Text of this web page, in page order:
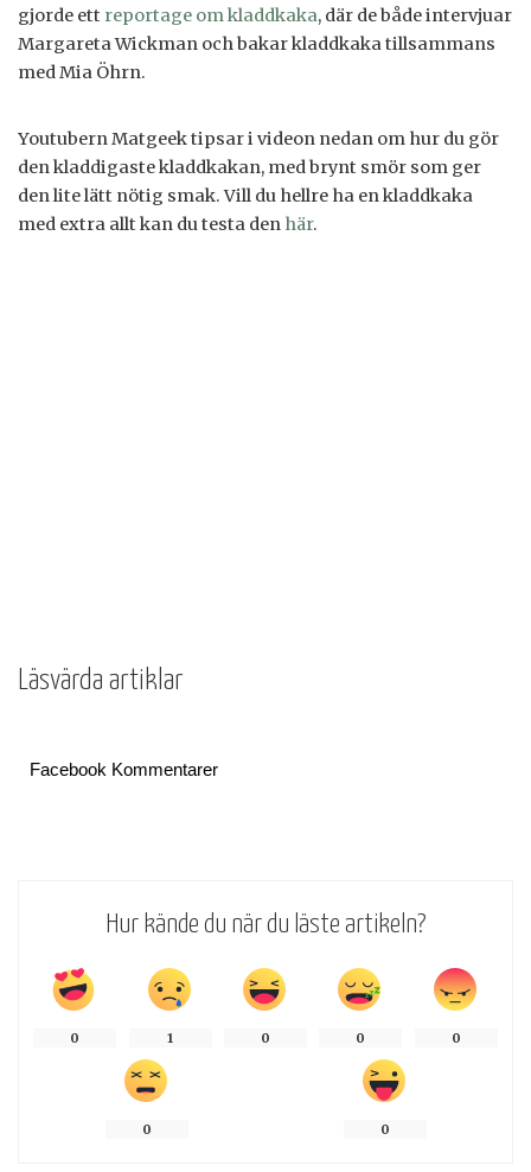
gjorde ett reportage om kladdkaka, där de både intervjuar
Margareta Wickman och bakar kladdkaka tillsammans
med Mia Öhrn.
Youtubern Matgeek tipsar i videon nedan om hur du gör
den kladdigaste kladdkakan, med brynt smör som ger
den lite lätt nötig smak. Vill du hellre ha en kladdkaka
med extra allt kan du testa den här.
Läsvärda artiklar
Facebook Kommentarer
Hur kände du när du läste artikeln?
0 1 0 0 0
0 0